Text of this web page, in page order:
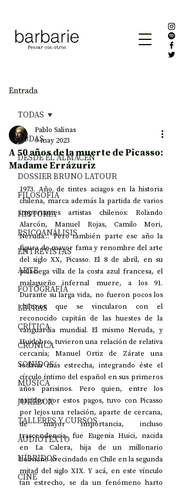
Entrada
TODAS
DESDE EL ALMACÉN
DOSSIER BRUNO LATOUR
FILOSOFÍA
HISTORIA
PSICOANÁLISIS
ENTREVISTAS
ARTE
FOTOGRAFÍA
LETRAS
CRÍTICA
CRÓNICA
SONIDOS
MÚSICA
JUKEBOX
TALLERES Y CURSOS
AUDIOTEXTO
HÍBRIDOS
CINE
TODAS
A 50 años de la muerte de Picasso:
Madame Errázuriz
Pablo Salinas
9 may 2023
1973. Año de tintes aciagos en la historia
chilena, marca además la partida de varios
importantes artistas chilenos: Rolando
Alarcón, Manuel Rojas, Camilo Mori,
Neruda... Pero también parte ese año la
figura de mayor fama y renombre del arte
del siglo XX, Picasso. El 8 de abril, en su
palaciega villa de la costa azul francesa, el
malagueño infernal muere, a los 91.
Durante su larga vida, no fueron pocos los
chilenos que se vincularon con el
reconocido capitán de las huestes de la
vanguardia mundial. El mismo Neruda, y
Huidobro, tuvieron una relación de relativa
cercanía; Manuel Ortiz de Zárate una
todavía más estrecha, integrando éste el
círculo íntimo del español en sus primeros
años parisinos. Pero quien, entre los
nacidos por estos pagos, tuvo con Picasso
por lejos una relación, aparte de cercana,
de mayor importancia, incluso
trascendencia, fue Eugenia Huici, nacida
en La Calera, hija de un millonario
boliviano avecindado en Chile en la segunda
mitad del siglo XIX. Y acá, en este vínculo
tan estrecho, se da un fenómeno harto